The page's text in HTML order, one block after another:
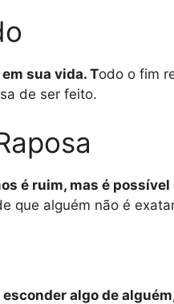
sua vida. Todo o fim
de ser feito.
é ruim, mas é possível
que alguém não é
algo de